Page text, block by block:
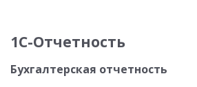
1С-Отчетность
Бухгалтерская отчетность